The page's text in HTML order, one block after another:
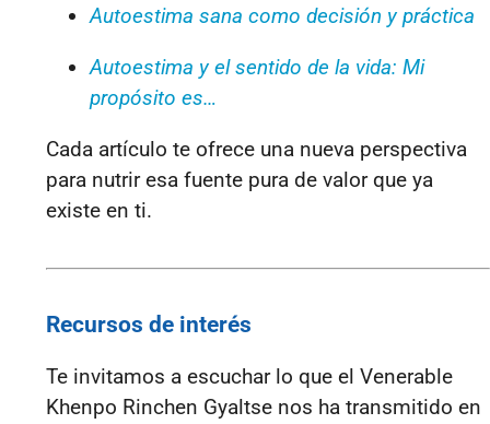
Autoestima sana como decisión y práctica
Autoestima y el sentido de la vida: Mi
propósito es…
Cada artículo te ofrece una nueva perspectiva
para nutrir esa fuente pura de valor que ya
existe en ti.
Recursos de interés
Te invitamos a escuchar lo que el Venerable
Khenpo Rinchen Gyaltse nos ha transmitido en